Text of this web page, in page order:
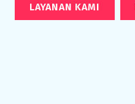
LAYANAN KAMI